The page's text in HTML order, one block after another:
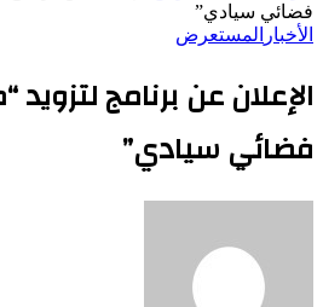
فضائي سيادي”
الأخبار المستعرض
الإعلان عن برنامج لتزويد
فضائي سيادي”